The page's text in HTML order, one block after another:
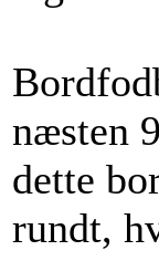
næsten
dette
rundt,